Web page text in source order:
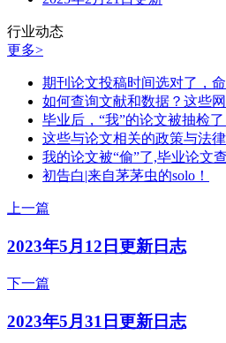
行业动态
更多>
期刊论文投稿时间选对了，
如何查询文献和数据？这些网
毕业后，“我”的论文被抽检了
这些与论文相关的政策与法
我的论文被“偷”了,毕业论文
初告白|来自茅茅虫的solo！
上一篇
2023年5月12日更新日志
下一篇
2023年5月31日更新日志